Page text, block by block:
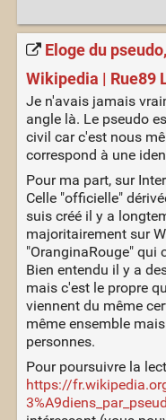
Eloge du
Wikipedia | Rue89
Je n'avais jamais
angle là. Le pseudo
civil car c'est nous
correspond à une
Pour ma part, sur
Celle "officielle"
suis créé il y a
majoritairement sur
"OranginaRouge" qui
Bien entendu il y a
mais c'est le propre
viennent du même
même ensemble
personnes.
Pour poursuivre la
https://